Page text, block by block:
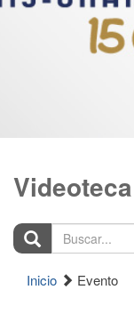
Buscar...
Inicio Evento